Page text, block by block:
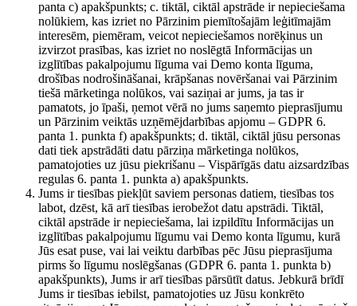
panta c) apakšpunkts; c. tiktāl, ciktāl apstrāde ir nepieciešama
nolūkiem, kas izriet no Pārzinim piemītošajām leģitīmajām
interesēm, piemēram, veicot nepieciešamos norēķinus un
izvirzot prasības, kas izriet no noslēgtā Informācijas un
izglītības pakalpojumu līguma vai Demo konta līguma,
drošības nodrošināšanai, krāpšanas novēršanai vai Pārzinim
tiešā mārketinga nolūkos, vai saziņai ar jums, ja tas ir
pamatots, jo īpaši, ņemot vērā no jums saņemto pieprasījumu
un Pārzinim veiktās uzņēmējdarbības apjomu – GDPR 6.
panta 1. punkta f) apakšpunkts; d. tiktāl, ciktāl jūsu personas
dati tiek apstrādāti datu pārziņa mārketinga nolūkos,
pamatojoties uz jūsu piekrišanu – Vispārīgās datu aizsardzības
regulas 6. panta 1. punkta a) apakšpunkts.
Jums ir tiesības piekļūt saviem personas datiem, tiesības tos
labot, dzēst, kā arī tiesības ierobežot datu apstrādi. Tiktāl,
ciktāl apstrāde ir nepieciešama, lai izpildītu Informācijas un
izglītības pakalpojumu līgumu vai Demo konta līgumu, kurā
Jūs esat puse, vai lai veiktu darbības pēc Jūsu pieprasījuma
pirms šo līgumu noslēgšanas (GDPR 6. panta 1. punkta b)
apakšpunkts), Jums ir arī tiesības pārsūtīt datus. Jebkurā brīdī
Jums ir tiesības iebilst, pamatojoties uz Jūsu konkrēto